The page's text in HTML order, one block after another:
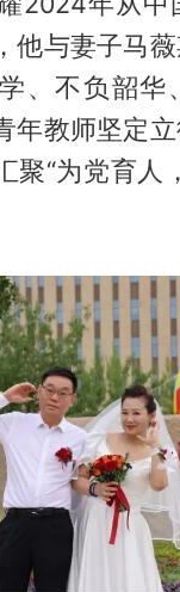
他与妻子马
、不负韶华
年教师坚定立
聚“为党育人